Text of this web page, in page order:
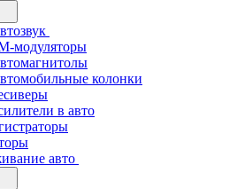
модуляторы
колонки
в авто
авто